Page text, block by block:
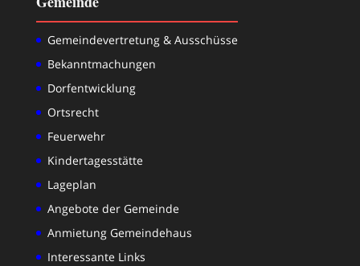
Gemeindevertretung & Ausschüsse
Bekanntmachungen
Dorfentwicklung
Ortsrecht
Feuerwehr
Kindertagesstätte
Lageplan
Angebote der Gemeinde
Anmietung Gemeindehaus
Interessante Links